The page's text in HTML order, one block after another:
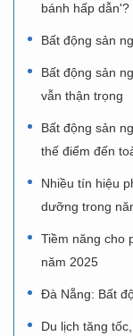
bánh hấp dẫn'?
Bất động sản
Bất động sản
vẫn thận trọng
Bất động sản
thế điểm đến
Nhiều tín hiệu
dưỡng trong
Tiềm năng cho
năm 2025
Đà Nẵng: Bất
Du lịch tăng